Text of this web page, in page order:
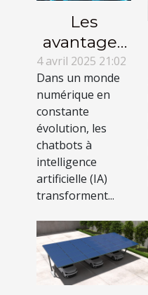
Les
avantages
des
chatbots IA
pour le
marketing
digital
4 avril 2025 21:02
Dans un monde
numérique en
constante
évolution, les
chatbots à
intelligence
artificielle (IA)
transforment...